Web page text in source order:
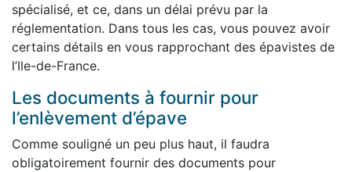
spécialisé, et ce, dans un délai prévu par la
réglementation. Dans tous les cas, vous pouvez avoir
certains détails en vous rapprochant des épavistes de
l’Ile-de-France.
Les documents à fournir pour
l’enlèvement d’épave
Comme souligné un peu plus haut, il faudra
obligatoirement fournir des documents pour